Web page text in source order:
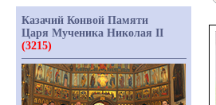
Казачий Конвой Памяти
Царя Мученика Николая II
(3215)